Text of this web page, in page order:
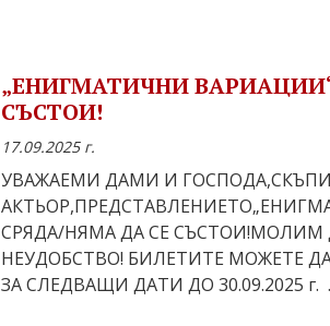
„ЕНИГМАТИЧНИ
СЪСТОИ!
17.09.2025 г.
УВАЖАЕМИ ДАМИ И
СРЯДА/НЯМА ДА СЕ
НЕУДОБСТВО! БИЛЕТИТЕ МОЖЕТЕ
ЗА СЛЕДВАЩИ ДАТИ ДО 30.09.2025 г.